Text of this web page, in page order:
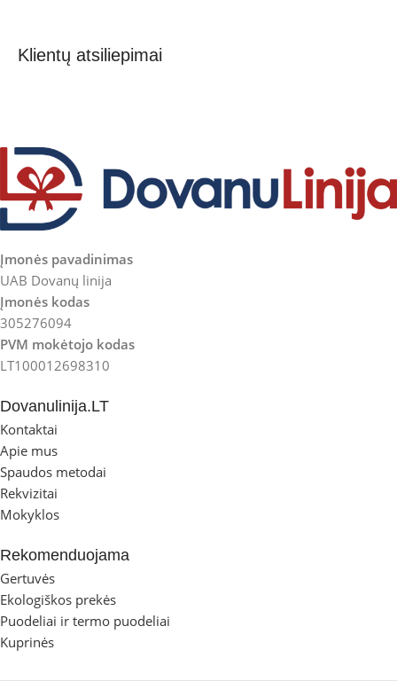
Klientų atsiliepimai
Įmonės pavadinimas
UAB Dovanų linija
Įmonės kodas
305276094
PVM mokėtojo kodas
LT100012698310
Dovanulinija.LT
Kontaktai
Apie mus
Spaudos metodai
Rekvizitai
Mokyklos
Rekomenduojama
Gertuvės
Ekologiškos prekės
Puodeliai ir termo puodeliai
Kuprinės